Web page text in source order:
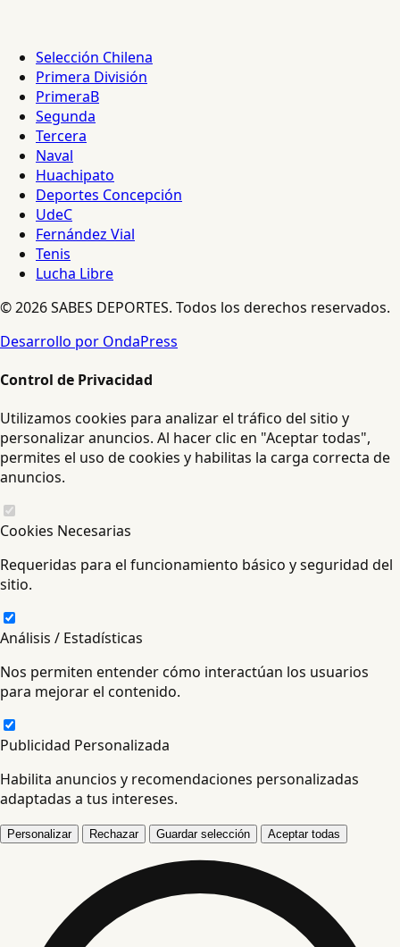
Selección Chilena
Primera División
PrimeraB
Segunda
Tercera
Naval
Huachipato
Deportes Concepción
UdeC
Fernández Vial
Tenis
Lucha Libre
© 2026 SABES DEPORTES. Todos los derechos reservados.
Desarrollo por OndaPress
Control de Privacidad
Utilizamos cookies para analizar el tráfico del sitio y
personalizar anuncios. Al hacer clic en "Aceptar todas",
permites el uso de cookies y habilitas la carga correcta de
anuncios.
Cookies Necesarias
Requeridas para el funcionamiento básico y seguridad del
sitio.
Análisis / Estadísticas
Nos permiten entender cómo interactúan los usuarios
para mejorar el contenido.
Publicidad Personalizada
Habilita anuncios y recomendaciones personalizadas
adaptadas a tus intereses.
Personalizar Rechazar Guardar selección Aceptar todas